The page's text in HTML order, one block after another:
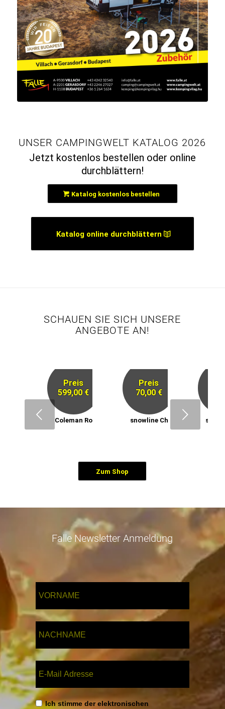
UNSER CAMPINGWELT KATALOG 2026
Jetzt kostenlos bestellen oder online
durchblättern!
Katalog kostenlos bestellen
Katalog online durchblättern
SCHAUEN SIE SICH UNSERE
ANGEBOTE AN!
Next
Preis
599,00 €
Coleman Rocky Mountain 5
Preis
70,00 €
snowline Chainsen ProXT
Zum Shop
Falle Newsletter Anmeldung
Ich stimme der elektronischen